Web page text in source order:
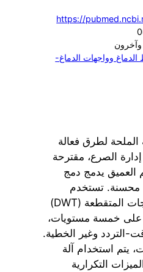
https://
وواجهات الدماغ-
الملحة لطرق فعالة
الصرع، مقترحة
العميق يدمج دمج
محسنة. تستخدم
المنهجية تحويل الموجات المتقطعة (DWT)
لتفكيك إشارات EEG على خمسة مستويات،
التردد وغير الخطية.
يتم استخدام آلة
التكرارية